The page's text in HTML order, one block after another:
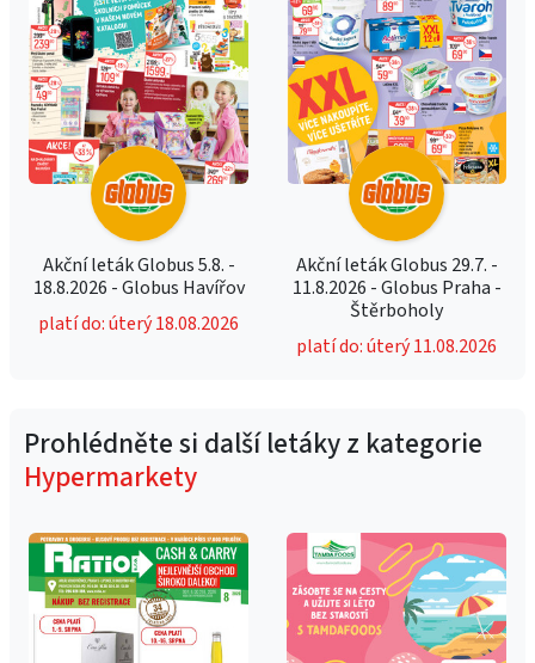
Akční leták Globus 5.8. -
18.8.2026 - Globus Havířov
platí do: úterý 18.08.2026
Akční leták Globus 29.7. -
11.8.2026 - Globus Praha -
Štěrboholy
platí do: úterý 11.08.2026
Prohlédněte si další letáky z kategorie
Hypermarkety